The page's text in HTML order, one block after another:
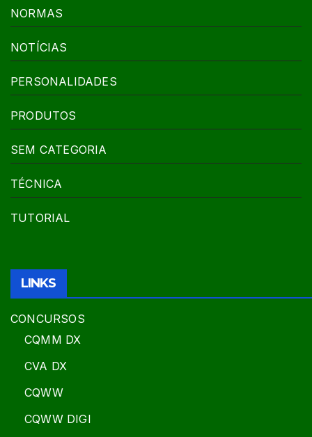
NORMAS
NOTÍCIAS
PERSONALIDADES
PRODUTOS
SEM CATEGORIA
TÉCNICA
TUTORIAL
LINKS
CONCURSOS
CQMM DX
CVA DX
CQWW
CQWW DIGI